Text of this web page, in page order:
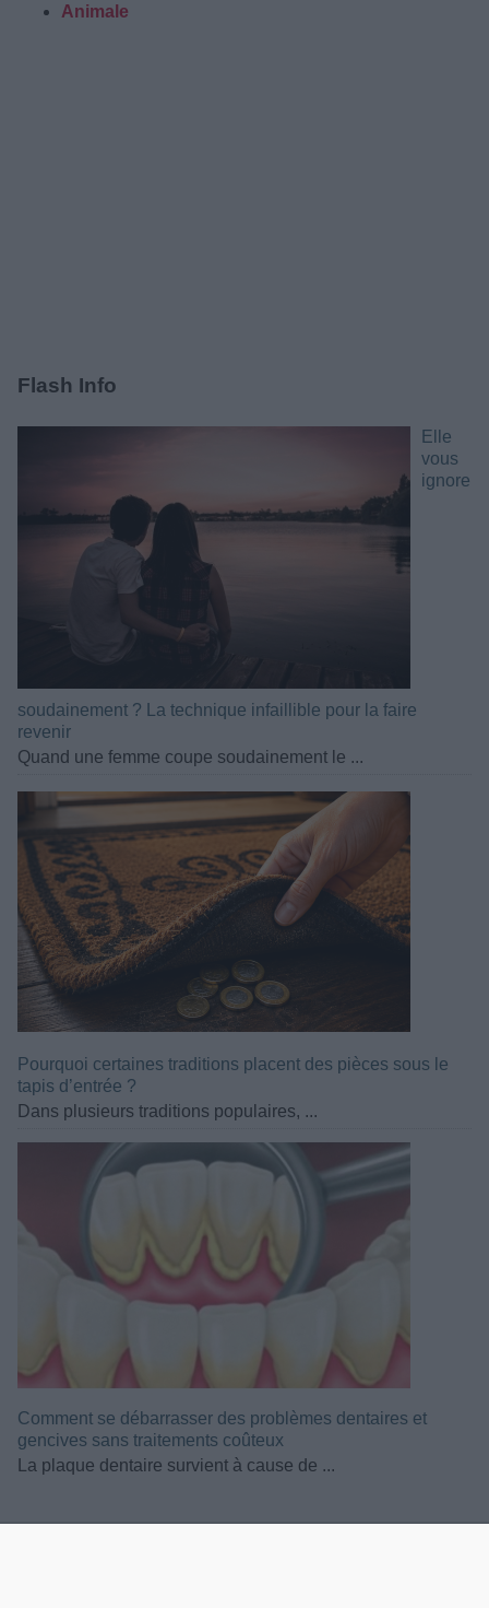
Animale
Flash Info
Elle
vous
ignore
soudainement ? La technique infaillible pour la faire
revenir
Quand une femme coupe soudainement le ...
Pourquoi certaines traditions placent des pièces sous le
tapis d’entrée ?
Dans plusieurs traditions populaires, ...
Comment se débarrasser des problèmes dentaires et
gencives sans traitements coûteux
La plaque dentaire survient à cause de ...